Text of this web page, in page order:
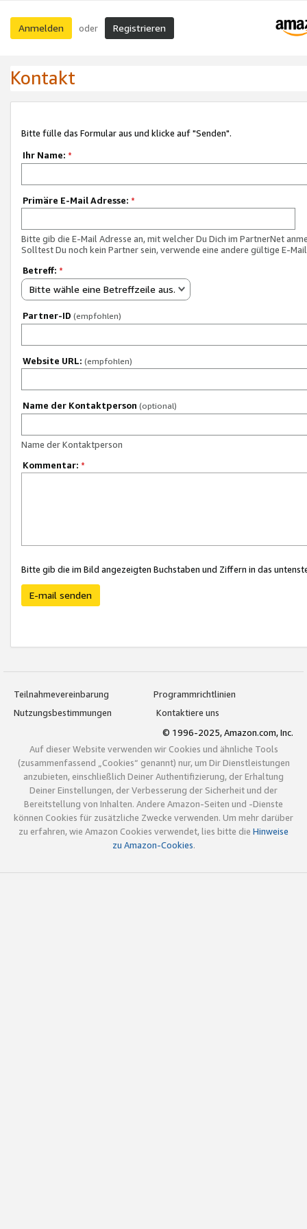
Anmelden oder Registrieren
Kontakt
Bitte fülle das Formular aus und klicke auf "Senden".
Ihr Name: *
Primäre E-Mail Adresse: *
Bitte gib die E-Mail Adresse an, mit welcher Du Dich im PartnerNet
Solltest Du noch kein Partner sein, verwende eine andere gültige E-
Betreff: *
Bitte wähle eine Betreffzeile aus.
Partner-ID (empfohlen)
Website URL: (empfohlen)
Name der Kontaktperson (optional)
Name der Kontaktperson
Kommentar: *
Bitte gib die im Bild angezeigten Buchstaben und Ziffern in das
E-mail senden
Teilnahmevereinbarung
Programmrichtlinien
Nutzungsbestimmungen
Kontaktiere uns
© 1996-2025, Amazon.com, Inc.
Auf dieser Website verwenden wir Cookies und ähnliche Tools
(zusammenfassend „Cookies“ genannt) nur, um Dir Dienstleistungen
anzubieten, einschließlich Deiner Authentifizierung, der Erhaltung
Deiner Einstellungen, der Verbesserung der Sicherheit und der
Bereitstellung von Inhalten. Andere Amazon-Seiten und -Dienste
können Cookies für zusätzliche Zwecke verwenden. Um mehr darüber
zu erfahren, wie Amazon Cookies verwendet, lies bitte die Hinweise
zu Amazon-Cookies.